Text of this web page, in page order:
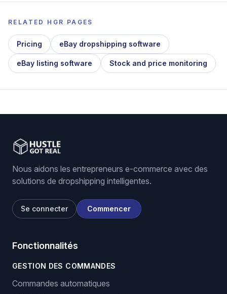
RELATED HGR PAGES
Pricing eBay dropshipping software
eBay listing software Stock and price monitoring
Nous aidons les entrepreneurs e-commerce avec des
solutions de dropshipping intelligentes.
Se connecter Commencer
Fonctionnalités
GESTION DES COMMANDES
Commandes automatiques